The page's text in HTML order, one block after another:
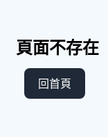
頁面不存在
回首頁